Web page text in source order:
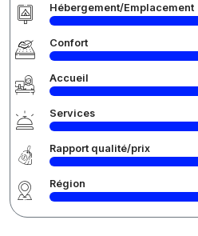
Hébergement/Emplacement
Confort
Accueil
Services
Rapport qualité/prix
Région